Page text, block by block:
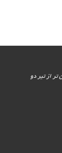
پایین تر از تیر دو